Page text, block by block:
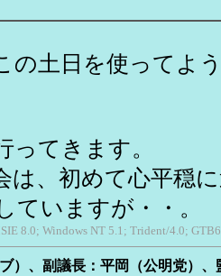
土日を使ってよ
てきます。
、初めて心平穏
ていますが・・。
8.0; Windows NT 5.1; Trident/4.0;
）、副議長：平岡（公明党）